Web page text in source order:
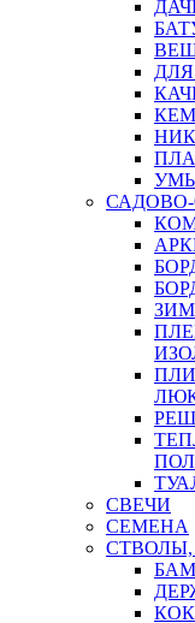
СВЕЧИ
СЕМЕНА